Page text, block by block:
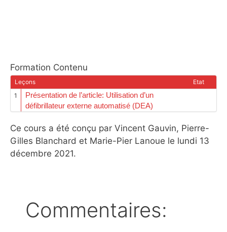
Formation Contenu
Leçons
Etat
1
Présentation de l’article: Utilisation d’un
défibrillateur externe automatisé (DEA)
Ce cours a été conçu par Vincent Gauvin, Pierre-
Gilles Blanchard et Marie-Pier Lanoue le lundi 13
décembre 2021.
Commentaires: